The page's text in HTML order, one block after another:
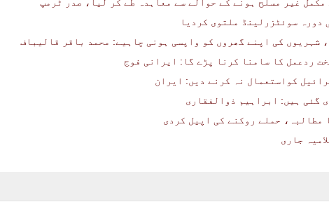
غیر مسلح ہونے کے حوالے سے معاہدہ طے کر لیا، صدر ٹرمپ
دورہ سوئٹزرلینڈ ملتوی کردیا
شہریوں کی اپنے گھروں کو واپسی ہونی چاہیے: محمد باقر قالیباف
ردعمل کا سامنا کرنا پڑے گا: ایرانی فوج
کواستعمال نہ کرنے دیں: ایران
گئی ہیں: ابراہیم ذوالفقاری
مطالبہ، حملے روکنے کی اپیل کردی
جاری